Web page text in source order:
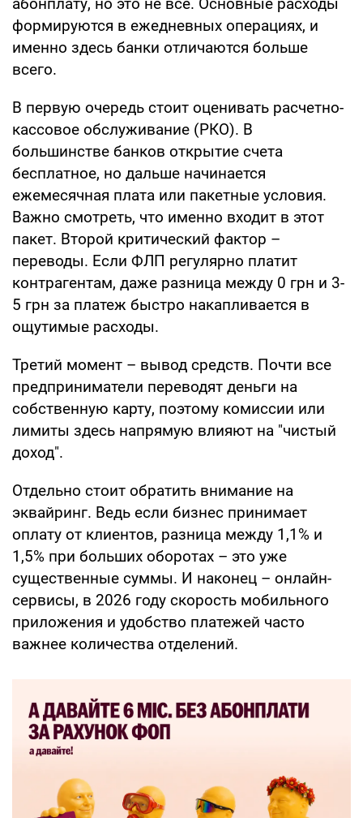
формируются в ежедневных операциях, и
именно здесь банки отличаются больше
всего.
В первую очередь стоит оценивать расчетно-
кассовое обслуживание (РКО). В
большинстве банков открытие счета
бесплатное, но дальше начинается
ежемесячная плата или пакетные условия.
Важно смотреть, что именно входит в этот
пакет. Второй критический фактор –
переводы. Если ФЛП регулярно платит
контрагентам, даже разница между 0 грн и 3-
5 грн за платеж быстро накапливается в
ощутимые расходы.
Третий момент – вывод средств. Почти все
предприниматели переводят деньги на
собственную карту, поэтому комиссии или
лимиты здесь напрямую влияют на "чистый
доход".
Отдельно стоит обратить внимание на
эквайринг. Ведь если бизнес принимает
оплату от клиентов, разница между 1,1% и
1,5% при больших оборотах – это уже
существенные суммы. И наконец – онлайн-
сервисы, в 2026 году скорость мобильного
приложения и удобство платежей часто
важнее количества отделений.